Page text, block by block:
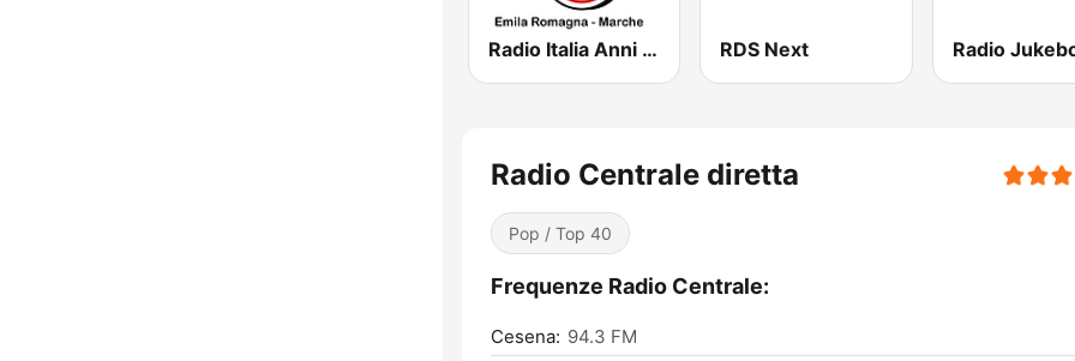
Radio Italia Anni 60 - Emilia Romagna RDS Next Radio
Radio Centrale diretta
Pop / Top 40
Frequenze Radio Centrale:
Cesena: 94.3 FM